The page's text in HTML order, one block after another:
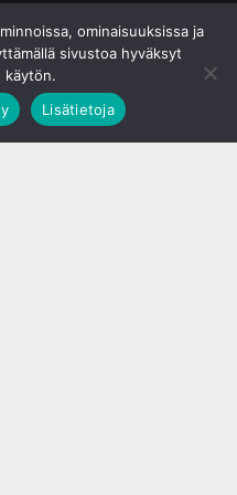
ominaisuuksissa ja
sivustoa hyväksyt
käytön.
Lisätietoja